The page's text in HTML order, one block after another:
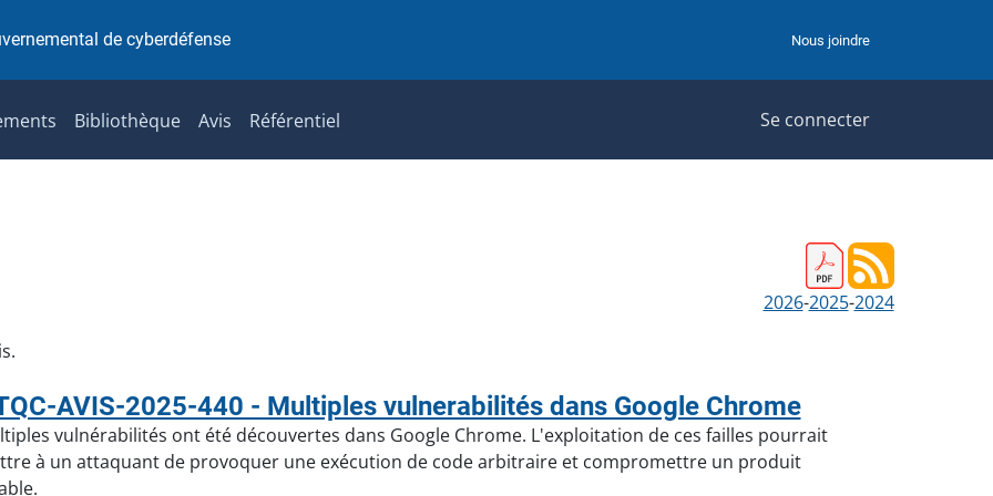
de cyberdéfense Nous joindre
Bibliothèque Avis Référentiel Se connecter
2026-2025-2024
AVIS-2025-440 - Multiples vulnerabilités dans Google Chrome
vulnérabilités ont été découvertes dans Google Chrome. L'exploitation de ces failles pourrait
à un attaquant de provoquer une exécution de code arbitraire et compromettre un produit